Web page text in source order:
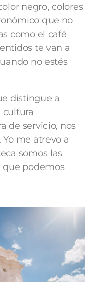
negro, colores
que no
como el café
te van a
no estés
distingue a
cultura
de servicio, nos
me atrevo a
somos las
que podemos